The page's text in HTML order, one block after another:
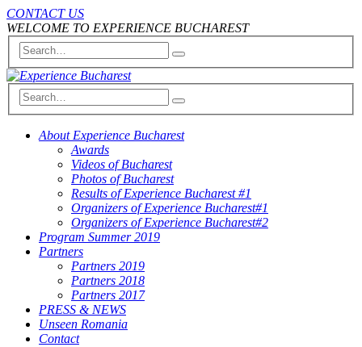
CONTACT US
WELCOME TO EXPERIENCE BUCHAREST
About Experience Bucharest
Awards
Videos of Bucharest
Photos of Bucharest
Results of Experience Bucharest #1
Organizers of Experience Bucharest#1
Organizers of Experience Bucharest#2
Program Summer 2019
Partners
Partners 2019
Partners 2018
Partners 2017
PRESS & NEWS
Unseen Romania
Contact